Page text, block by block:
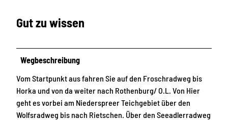
Gut zu wissen
Wegbeschreibung
Vom Startpunkt aus fahren Sie auf den Froschradweg bis
Horka und von da weiter nach Rothenburg/ O.L. Von Hier
geht es vorbei am Niederspreer Teichgebiet über den
Wolfsradweg bis nach Rietschen. Über den Seeadlerradweg